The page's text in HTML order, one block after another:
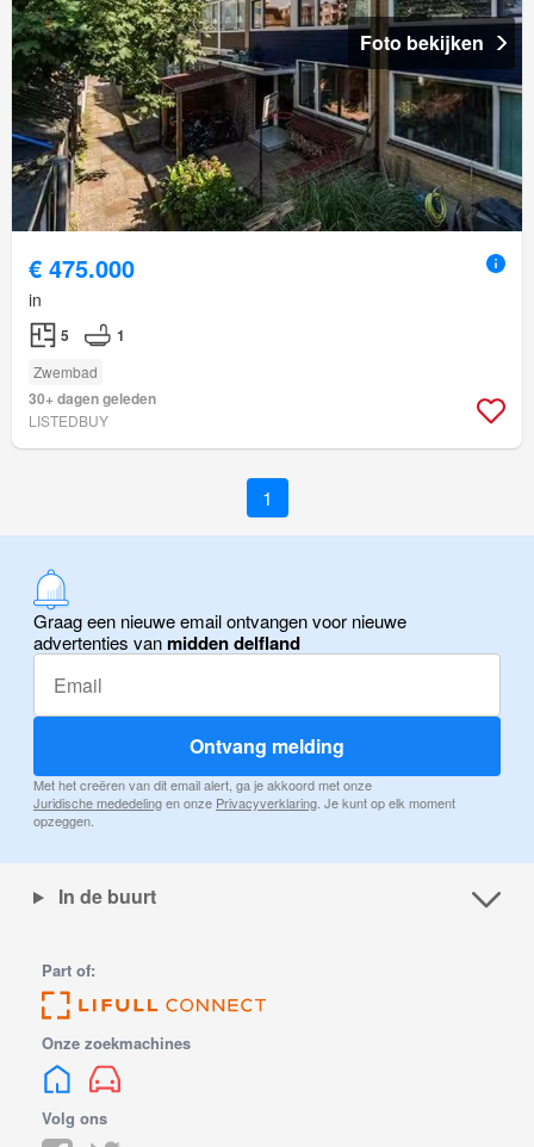
Foto bekijken
€ 475.000
in
5 1
Zwembad
30+ dagen geleden
LISTEDBUY
1
Graag een nieuwe email ontvangen voor nieuwe
advertenties vanmidden delfland
Ontvang melding
Met het creëren van dit email alert, ga je akkoord met onze
Juridische mededelingen onze Privacyverklaring. Je kunt op elk moment
opzeggen.
In de buurt
Part of:
Onze zoekmachines
Volg ons